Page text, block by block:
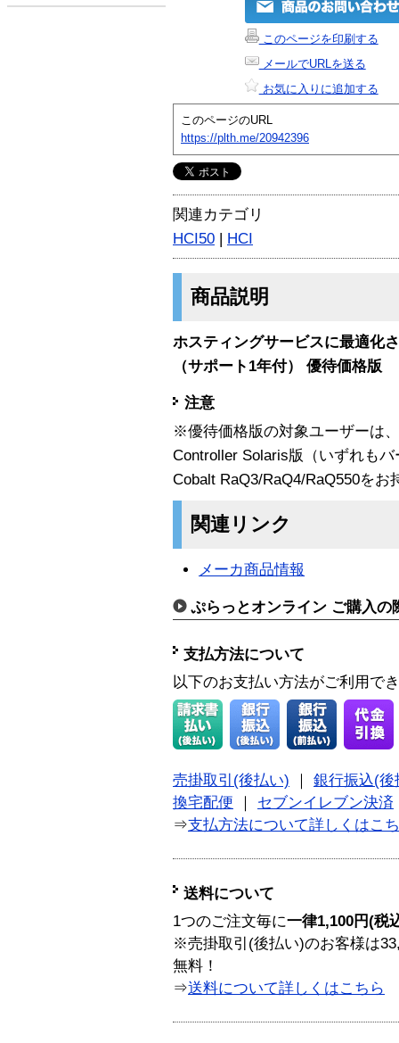
このページを印刷する
メールでURLを送る
お気に入りに追加する
このページのURL
https://plth.me/20942396
関連カテゴリ
HCI50 | HCI
商品説明
ホスティングサービスに最適化
（サポート1年付） 優待価格版
注意
※優待価格版の対象ユーザーは
Controller Solaris版（いずれも
Cobalt RaQ3/RaQ4/RaQ550をお
関連リンク
メーカ商品情報
ぷらっとオンライン ご購入の
支払方法について
以下のお支払い方法がご利用で
売掛取引(後払い) ｜ 銀行振込(後
換宅配便 ｜ セブンイレブン決済
⇒支払方法について詳しくはこ
送料について
1つのご注文毎に一律1,100円(税
※売掛取引(後払い)のお客様は
無料！
⇒送料について詳しくはこちら